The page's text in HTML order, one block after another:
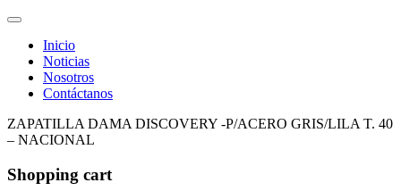
Inicio
Noticias
Nosotros
Contáctanos
ZAPATILLA DAMA DISCOVERY -P/ACERO GRIS/LILA T. 40
– NACIONAL
Shopping cart